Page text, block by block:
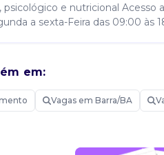
e nutricional Acesso
a sexta-Feira das 09:00 às
em:
Vagas em Barra/BA